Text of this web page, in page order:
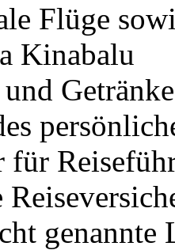
Flüge
Kinabalu
genannte